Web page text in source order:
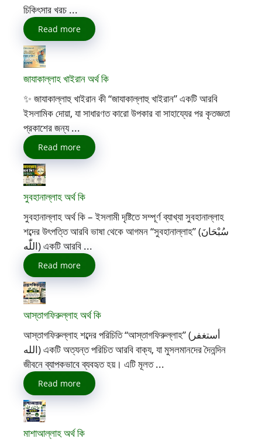
চিকিৎসার খরচ ...
Read more
জাযাকাল্লাহ খাইরান অর্থ কি
✨ জাযাকাল্লাহু খাইরান কী “জাযাকাল্লাহু খাইরান” একটি আরবি
ইসলামিক দোয়া, যা সাধারণত কারো উপকার বা সাহায্যের পর কৃতজ্ঞতা
প্রকাশের জন্য ...
Read more
সুবহানাল্লাহ অর্থ কি
সুবহানাল্লাহ অর্থ কি – ইসলামী দৃষ্টিতে সম্পূর্ণ ব্যাখ্যা সুবহানাল্লাহ
শব্দের উৎপত্তি আরবি ভাষা থেকে আগমন “সুবহানাল্লাহ” (سُبْحَانَ
اللّٰه) একটি আরবি ...
Read more
আস্তাগফিরুল্লাহ অর্থ কি
আস্তাগফিরুল্লাহ শব্দের পরিচিতি “আস্তাগফিরুল্লাহ” (أستغفر
الله) একটি অত্যন্ত পরিচিত আরবি বাক্য, যা মুসলমানদের দৈনন্দিন
জীবনে ব্যাপকভাবে ব্যবহৃত হয়। এটি মূলত ...
Read more
মাশাআল্লাহ অর্থ কি